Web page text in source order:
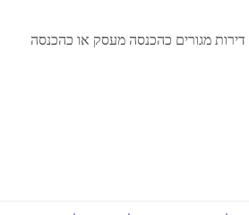
מגורים כהכנסה מעסק או כהכנסה